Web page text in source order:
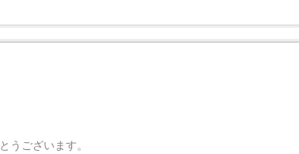
うございます。